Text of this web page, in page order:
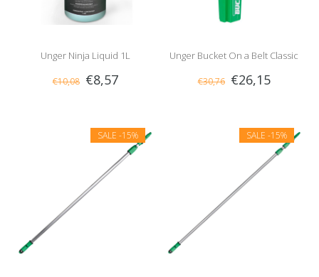
Unger Ninja Liquid 1L
€10,08 €8,57
Unger Bucket On a Belt Classic
€30,76 €26,15
SALE -15% SALE -15%